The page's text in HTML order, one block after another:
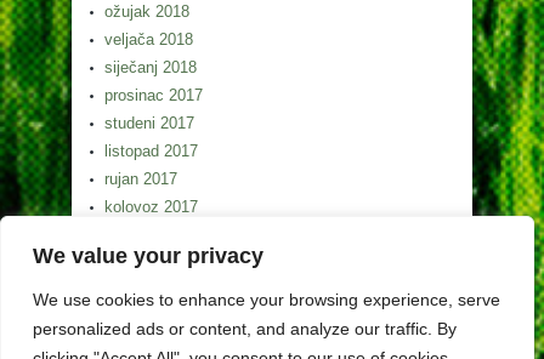
We value your privacy
We use cookies to enhance your browsing experience, serve
personalized ads or content, and analyze our traffic. By
ožujak 2018
veljača 2018
siječanj 2018
prosinac 2017
studeni 2017
listopad 2017
rujan 2017
kolovoz 2017
lipanj 2017
svibanj 2017